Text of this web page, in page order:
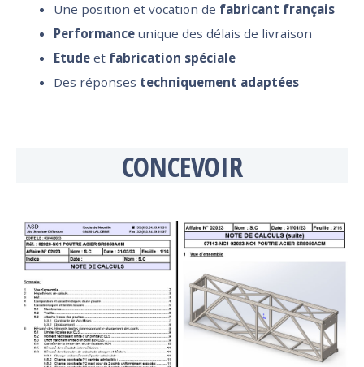
Une position et vocation de fabricant français
Performance unique des délais de livraison
Etude et fabrication spéciale
Des réponses techniquement adaptées
CONCEVOIR